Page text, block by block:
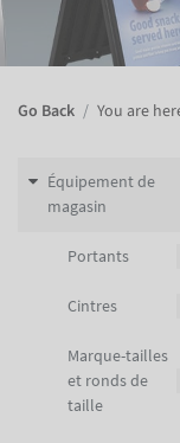
Go Back You are
Équipement de
magasin
Portants
Cintres
Marque-tailles
et ronds de
taille